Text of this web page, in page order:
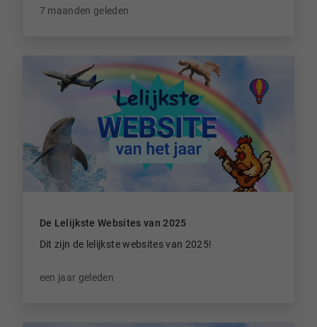
7 maanden geleden
De Lelijkste Websites van 2025
Dit zijn de lelijkste websites van 2025!
een jaar geleden